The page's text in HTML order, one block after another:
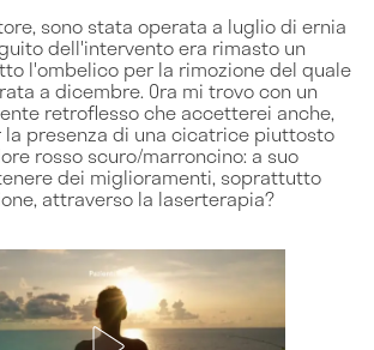
sono stata operata a luglio di ernia
dell'intervento era rimasto un
l'ombelico per la rimozione del quale
a dicembre. Ora mi trovo con un
retroflesso che accetterei anche,
la presenza di una cicatrice piuttosto
rosso scuro/marroncino: a suo
dei miglioramenti, soprattutto
attraverso la laserterapia?